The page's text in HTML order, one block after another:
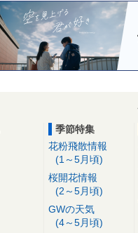
季節特集
花粉飛散情報
(1～5月頃)
桜開花情報
(2～5月頃)
GWの天気
(4～5月頃)